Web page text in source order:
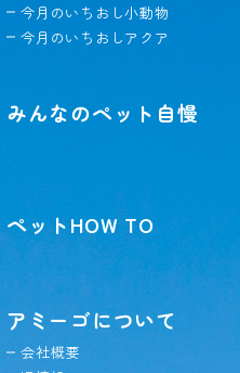
今月のいちおし小動物
今月のいちおしアクア
みんなのペット自慢
ペットHOW TO
アミーゴについて
会社概要